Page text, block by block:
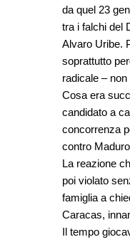
da quel 23
tra i falchi del
Alvaro Uribe.
soprattutto
radicale –
Cosa era
candidato a
concorrenza
contro
La reazione
poi violato
famiglia a
Caracas,
Il tempo